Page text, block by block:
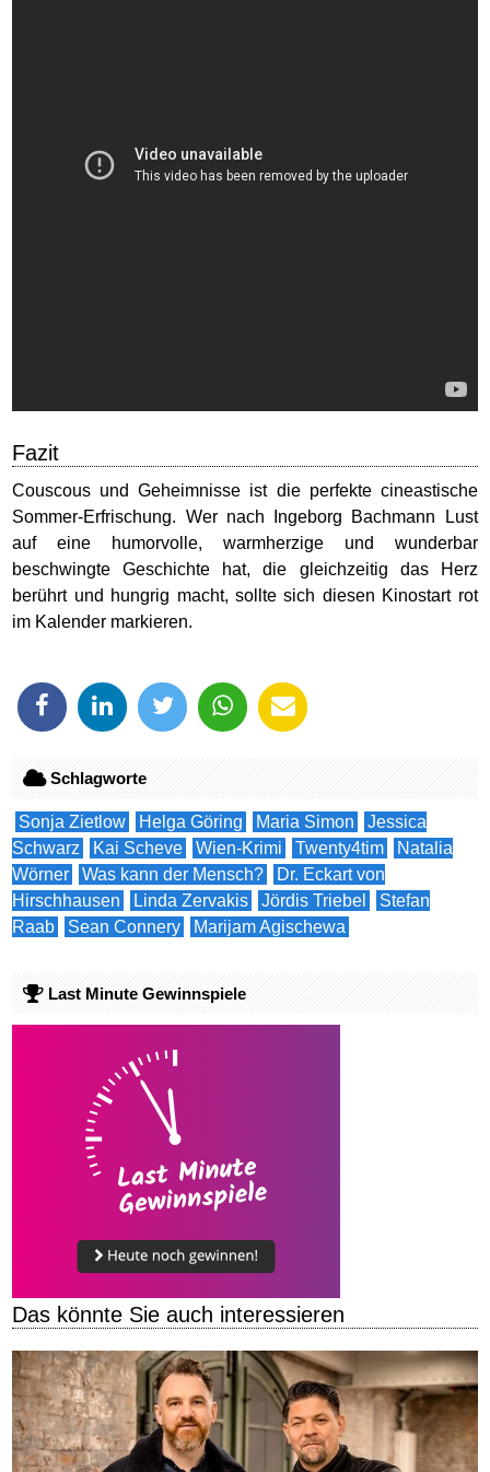
Fazit
Couscous und Geheimnisse ist die perfekte cineastische
Sommer-Erfrischung. Wer nach Ingeborg Bachmann Lust
auf eine humorvolle, warmherzige und wunderbar
beschwingte Geschichte hat, die gleichzeitig das Herz
berührt und hungrig macht, sollte sich diesen Kinostart rot
im Kalender markieren.
Schlagworte
Sonja Zietlow Helga Göring Maria Simon
Jessica
Schwarz
Kai Scheve Wien-Krimi Twenty4tim
Natalia
Wörner
Was kann der Mensch?
Dr. Eckart von
Hirschhausen
Linda Zervakis Jördis Triebel
Stefan
Raab
Sean Connery Marijam Agischewa
Last Minute Gewinnspiele
Das könnte Sie auch interessieren